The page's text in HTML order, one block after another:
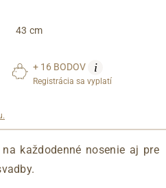
43 cm
+ 16 BODOV i
Registrácia sa vyplatí
každodenné nosenie aj pre